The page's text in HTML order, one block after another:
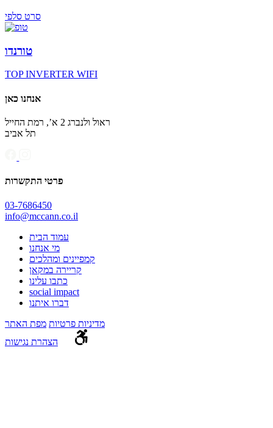
סרט סלפי
טורנדו
TOP INVERTER WIFI
אנחנו כאן
ראול ולנברג 2 א’, רמת החייל
תל אביב
פרטי התקשרות
03-7686450
info@mccann.co.il
עמוד הבית
מי אנחנו
קמפיינים ומהלכים
קריירה במקאן
כתבו עלינו
social impact
דברו איתנו
מדיניות פרטיות מפת האתר
הצהרת נגישות